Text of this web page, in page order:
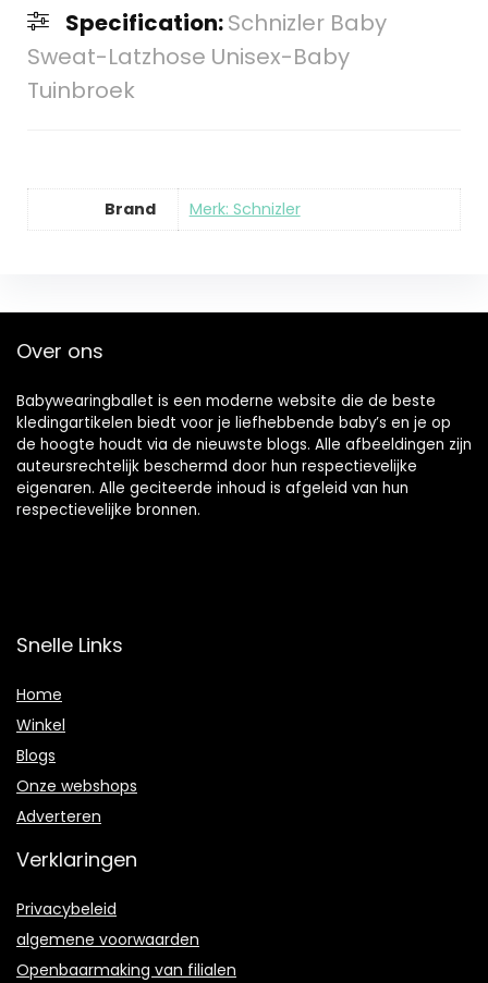
Specification:Schnizler Baby
Sweat-Latzhose Unisex-Baby
Tuinbroek
Brand Merk: Schnizler
Over ons
Babywearingballet is een moderne website die de beste
kledingartikelen biedt voor je liefhebbende baby’s en je op
de hoogte houdt via de nieuwste blogs. Alle afbeeldingen zijn
auteursrechtelijk beschermd door hun respectievelijke
eigenaren. Alle geciteerde inhoud is afgeleid van hun
respectievelijke bronnen.
Snelle Links
Home
Winkel
Blogs
Onze webshops
Adverteren
Verklaringen
Privacybeleid
algemene voorwaarden
Openbaarmaking van filialen